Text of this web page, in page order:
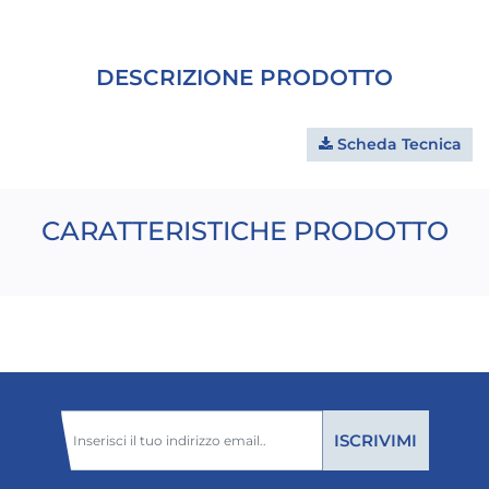
DESCRIZIONE PRODOTTO
Scheda Tecnica
CARATTERISTICHE PRODOTTO